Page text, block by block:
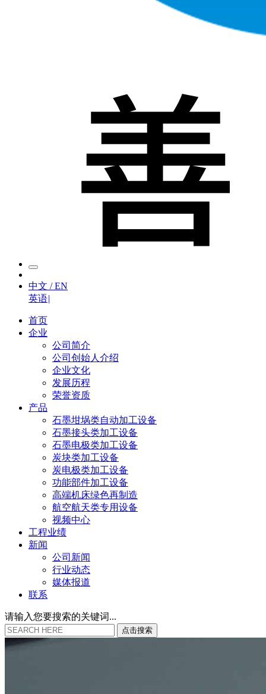
中文 / EN
英语|
首页
企业
公司简介
公司创始人介绍
企业文化
发展历程
荣誉资质
产品
石墨坩埚类自动加工设备
石墨接头类加工设备
石墨电极类加工设备
炭块类加工设备
炭电极类加工设备
功能部件加工设备
高端机床绿色再制造
航空航天类专用设备
视频中心
工程业绩
新闻
公司新闻
行业动态
媒体报道
联系
请输入您要搜索的关键词...
点击搜索